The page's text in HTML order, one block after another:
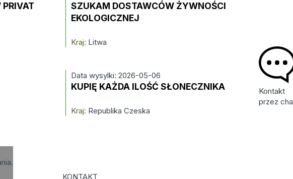
SZUKAM DOSTAWCÓW ŻYWNOŚCI
EKOLOGICZNEJ
Kraj: Litwa
Data wysylki: 2026-05-06
KUPIĘ KAŻDA ILOŚĆ SŁONECZNIKA
Kraj: Republika Czeska
Kontakt
przez
KONTAKT